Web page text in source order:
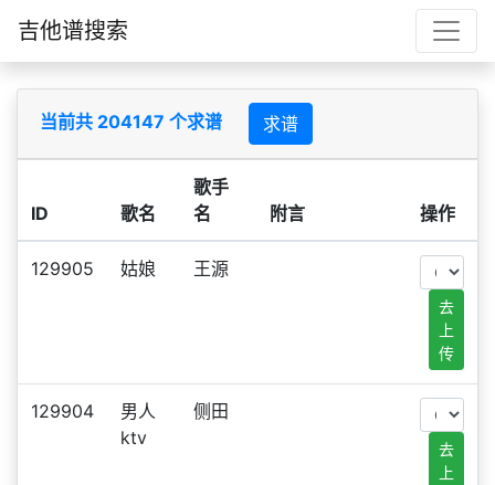
吉他谱搜索
当前共 204147 个求谱 求谱
ID 歌名
歌手
名
附言 操作
129905 姑娘 王源
去
上
传
129904
男人
ktv
侧田
去
上